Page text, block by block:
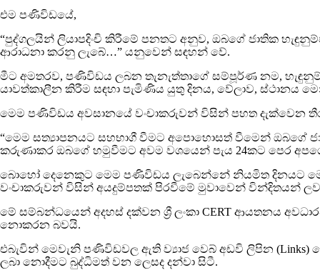
එම පණිවිඩයේ,
“පුද්ගලයින් ලියාපදිංචි කිරීමේ පනතට අනුව, ඔබගේ ජාතික
ආරාධනා කරනු ලැබේ…” යනුවෙන් සඳහන් වේ.
මීට අමතරව, පණිවිඩය ලබන තැනැත්තාගේ සම්පූර්ණ නම,
යාවත්කාලීන කිරීම සඳහා පැමිණිය යුතු දිනය, වේලාව, ස්ථානය
මෙම පණිවිඩය අවසානයේ වංචාකරුවන් විසින් පහත දැක්වෙන
“මෙම සත්‍යාපනයට සහභාගී වීමට අපොහොසත් වීමෙන් ඔබගේ
කරුණාකර ඔබගේ හමුවීමට අවම වශයෙන් පැය 24කට පෙර
බොහෝ දෙනෙකුට මෙම පණිවිඩය ලැබෙන්නේ නියමිත දිනයට
වංචාකරුවන් විසින් අයදුම්පතක් පිරවීමේ මුවාවෙන් වින්දිතයන්
මේ සම්බන්ධයෙන් අදහස් දක්වන ශ්‍රී ලංකා CERT ආයතනය
නොකරන බවයි.
එබැවින් මෙවැනි පණිවිඩවල ඇති ව්‍යාජ වෙබ් අඩවි ලිපින
ලබා නොදීමට බුද්ධිමත් වන ලෙසද දන්වා සිටී.